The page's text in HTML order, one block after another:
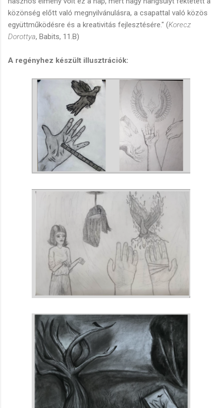
közönség előtt való megnyilvánulásra, a csapattal való közös
együttműködésre és a kreativitás fejlesztésére." (Korecz
Dorottya, Babits, 11.B)
A regényhez készült illusztrációk: